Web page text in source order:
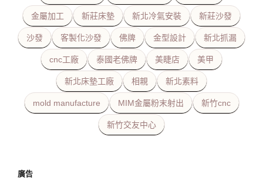
金屬加工 新莊床墊 新北冷氣安裝 新莊沙發
沙發 客製化沙發 佛牌 金型設計 新北抓漏
cnc工廠 泰國老佛牌 美睫店 美甲
新北床墊工廠 相親 新北素料
mold manufacture MIM金屬粉末射出 新竹cnc
新竹交友中心
廣告